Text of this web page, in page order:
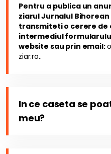
Pentru a publica un
ziarul Jurnalul
transmiteti o cerere de
intermediul
website sau prin email:
ziar.ro.
In ce caseta se
meu?